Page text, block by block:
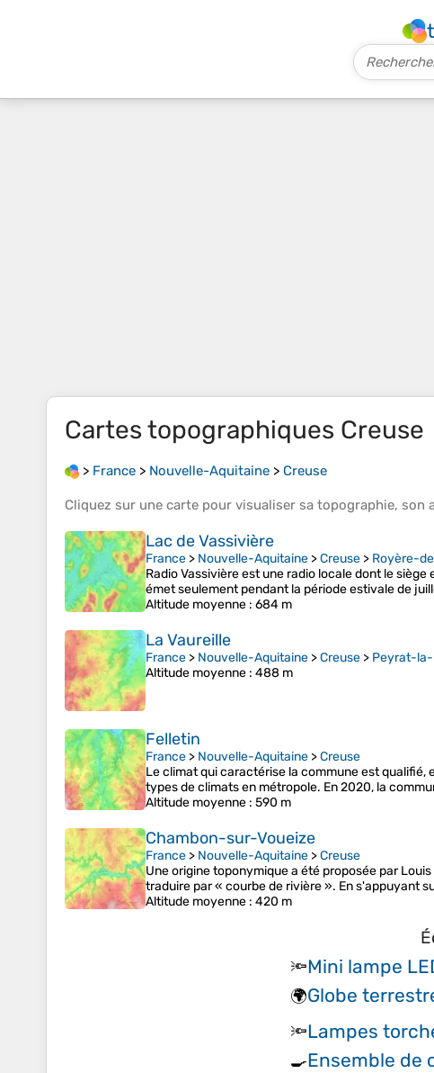
Cartes topographiques Creuse
> France > Nouvelle-Aquitaine > Creuse
Cliquez sur une carte pour visualiser sa topographie, son
Lac de Vassivière
France > Nouvelle-Aquitaine >Creuse > Royère-
Radio Vassivière est une radio locale dont le
émet seulement pendant la période estivale de
Altitude moyenne : 684 m
La Vaureille
France > Nouvelle-Aquitaine >Creuse > Peyrat-
Altitude moyenne : 488 m
Felletin
France > Nouvelle-Aquitaine >Creuse
Le climat qui caractérise la commune est qualifié,
types de climats en métropole. En 2020, la
Altitude moyenne : 590 m
Chambon-sur-Voueize
France > Nouvelle-Aquitaine >Creuse
Une origine toponymique a été proposée par
traduire par « courbe de rivière ». En s'appuyant
Altitude moyenne : 420 m
🔦Mini lampe
🌍Globe
🔦Lampes
🍳Ensemble de